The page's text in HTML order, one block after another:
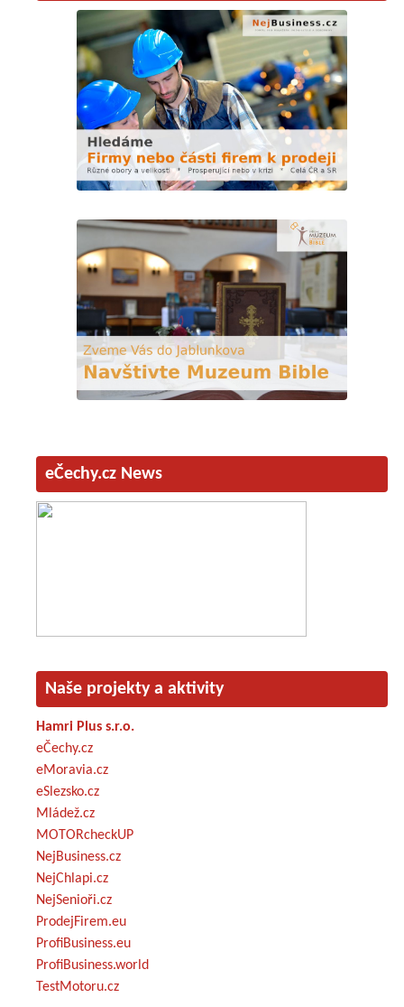
eČechy.cz News
Naše projekty a aktivity
Hamri Plus s.r.o.
eČechy.cz
eMoravia.cz
eSlezsko.cz
Mládež.cz
MOTORcheckUP
NejBusiness.cz
NejChlapi.cz
NejSenioři.cz
ProdejFirem.eu
ProfiBusiness.eu
ProfiBusiness.world
TestMotoru.cz